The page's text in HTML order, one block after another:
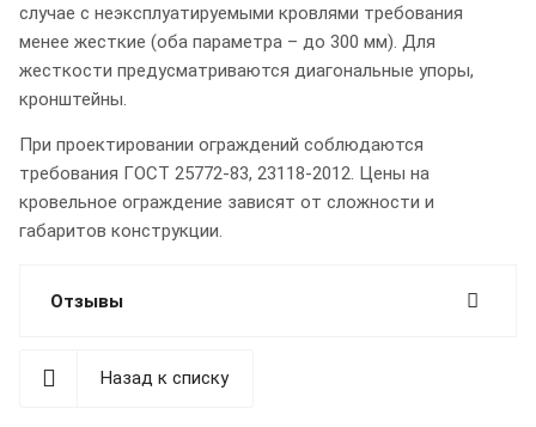
случае с неэксплуатируемыми кровлями требования
менее жесткие (оба параметра – до 300 мм). Для
жесткости предусматриваются диагональные упоры,
кронштейны.
При проектировании ограждений соблюдаются
требования ГОСТ 25772-83, 23118-2012. Цены на
кровельное ограждение зависят от сложности и
габаритов конструкции.
Отзывы
Назад к списку